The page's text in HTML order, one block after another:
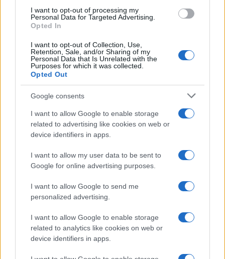
I want to opt-out of processing my
Personal Data for Targeted Advertising.
Opted In
I want to opt-out of Collection, Use,
Retention, Sale, and/or Sharing of my
Personal Data that Is Unrelated with the
Purposes for which it was collected.
Opted Out
Google consents
I want to allow Google to enable storage
related to advertising like cookies on web or
device identifiers in apps.
I want to allow my user data to be sent to
Google for online advertising purposes.
I want to allow Google to send me
personalized advertising.
I want to allow Google to enable storage
related to analytics like cookies on web or
device identifiers in apps.
Airbnb: Εκπνέει η προθεσμία για τις δηλώσεις
βραχυχρόνιας μίσθωσης – Τι πρέπει να κάνουν οι
ιδιοκτήτες
30/07/2026 - 19:07
ΡΟΗ ΕΙΔΗΣΕΩΝ ΠΑΙΔΕΙΑ